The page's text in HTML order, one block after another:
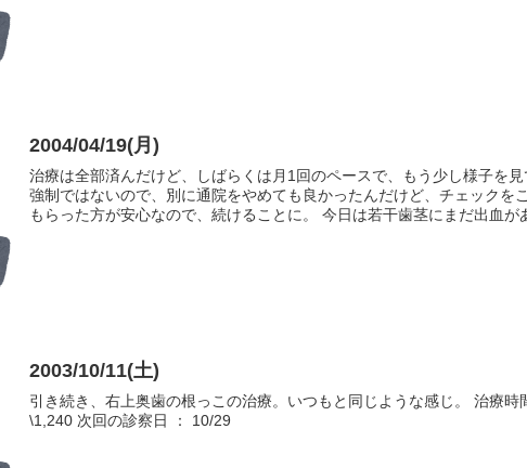
2004/04/19(月)
治療は全部済んだけど、しばらくは月1回のペースで、もう少し様子を見
強制ではないので、別に通院をやめても良かったんだけど、チェックを
もらった方が安心なので、続けることに。 今日は若干歯茎にまだ出血が
2003/10/11(土)
引き続き、右上奥歯の根っこの治療。いつもと同じような感じ。 治療時
\1,240 次回の診察日 ： 10/29